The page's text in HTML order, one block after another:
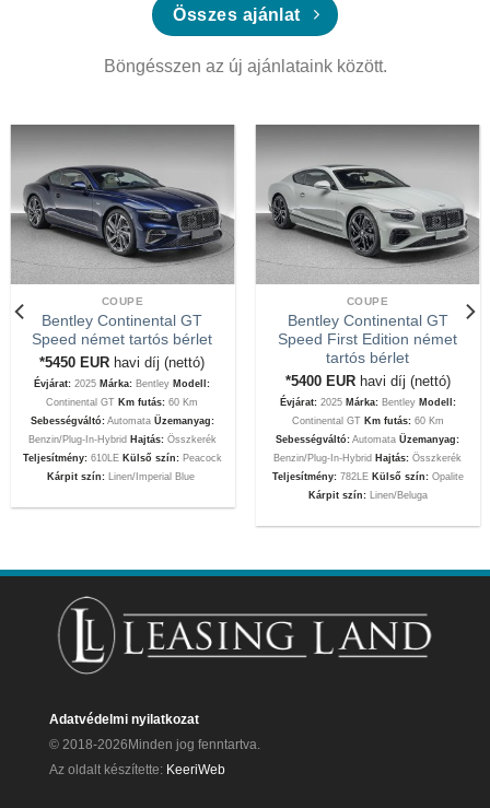
Összes ajánlat
Böngésszen az új ajánlataink között.
COUPE
Bentley Continental GT
Speed német tartós bérlet
*5450 EUR havi díj (nettó)
Évjárat: 2025 Márka: Bentley Modell:
Continental GT Km futás:60 Km
Sebességváltó:Automata Üzemanyag:
Benzin/Plug-In-Hybrid Hajtás:Összkerék
Teljesítmény:610LE Külső szín: Peacock
Kárpit szín:Linen/Imperial Blue
COUPE
Bentley Continental GT
Speed First Edition német
tartós bérlet
*5400 EUR havi díj (nettó)
Évjárat:2025 Márka:Bentley Modell:
Continental GT Km futás: 60 Km
Sebességváltó: AutomataÜzemanyag:
Benzin/Plug-In-Hybrid Hajtás: Összkerék
Teljesítmény:782LE Külső szín: Opalite
Kárpit szín:Linen/Beluga
Adatvédelmi nyilatkozat
© 2018-2026Minden jog fenntartva.
Az oldalt készítette: KeeriWeb